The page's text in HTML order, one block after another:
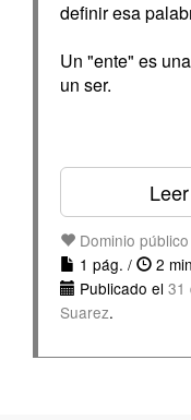
definir esa
Un "ente" es
un ser.
Dominio público
1 pág. /
2
Publicado el 31
Suarez.